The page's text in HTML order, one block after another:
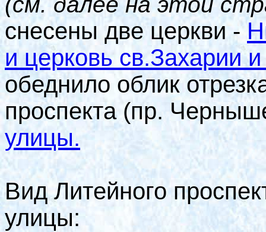
снесены две церкви -
и церковь св.Захарии
обеднило облик
проспекта (пр.
улицы.
Вид Литейного
улицы: